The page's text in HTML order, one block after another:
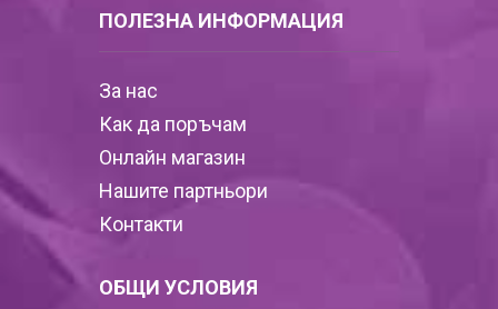
ПОЛЕЗНА ИНФОРМАЦИЯ
За нас
Как да поръчам
Онлайн магазин
Нашите партньори
Контакти
ОБЩИ УСЛОВИЯ